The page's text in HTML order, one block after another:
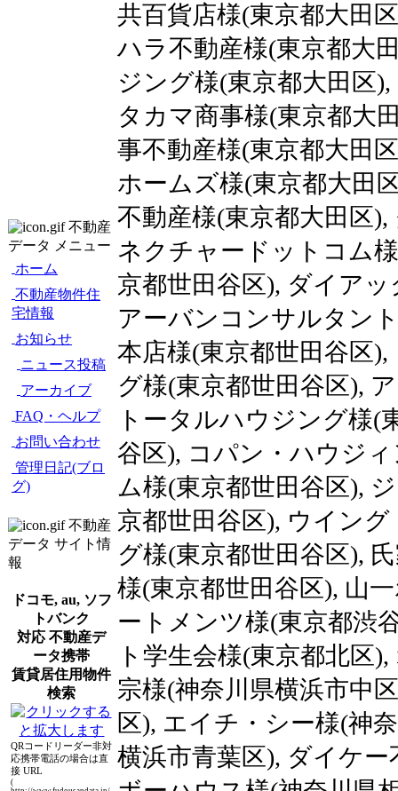
不動産
データ メニュー
ホーム
不動産物件住
宅情報
お知らせ
ニュース投稿
アーカイブ
FAQ・ヘルプ
お問い合わせ
管理日記(ブロ
グ)
不動産
データ サイト情
報
ドコモ, au, ソフ
トバンク
対応 不動産デ
ータ携帯
賃貸居住用物件
検索
QRコードリーダー非対
応携帯電話の場合は直
接 URL
(
共百貨店様(東京都大田
ハラ不動産様(東京都大
ジング様(東京都大田区
タカマ商事様(東京都大
事不動産様(東京都大田
ホームズ様(東京都大田
不動産様(東京都大田区
ネクチャードットコム
京都世田谷区), ダイア
アーバンコンサルタン
本店様(東京都世田谷区
グ様(東京都世田谷区),
トータルハウジング様(
谷区), コパン・ハウジ
ム様(東京都世田谷区),
京都世田谷区), ウイン
グ様(東京都世田谷区),
様(東京都世田谷区), 山
ートメンツ様(東京都渋
ト学生会様(東京都北区
宗様(神奈川県横浜市中
区), エイチ・シー様(神
横浜市青葉区), ダイケ